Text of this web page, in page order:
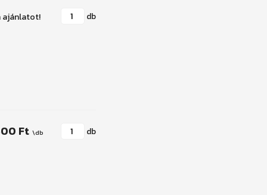
db
Ft db